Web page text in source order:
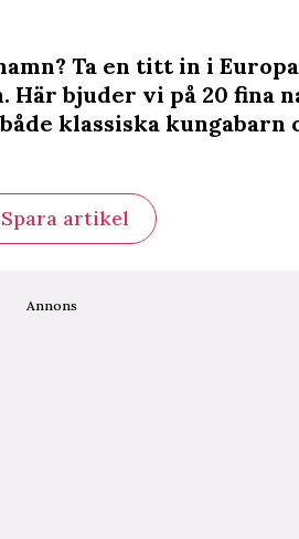
Ta en titt in i
bjuder vi på 20 fina
klassiska kungabarn
Spara artikel
Annons